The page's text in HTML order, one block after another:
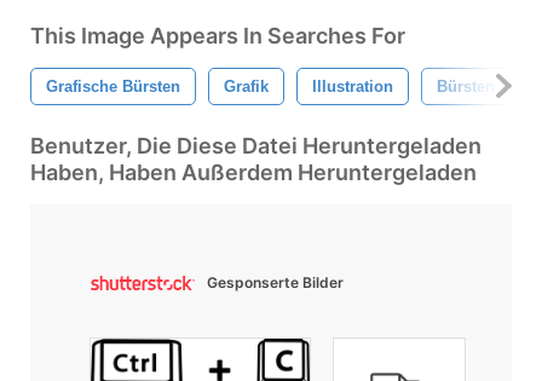
This Image Appears In Searches For
Grafische Bürsten Grafik Illustration Bürsten
Benutzer, Die Diese Datei Heruntergeladen
Haben, Haben Außerdem Heruntergeladen
Gesponserte Bilder